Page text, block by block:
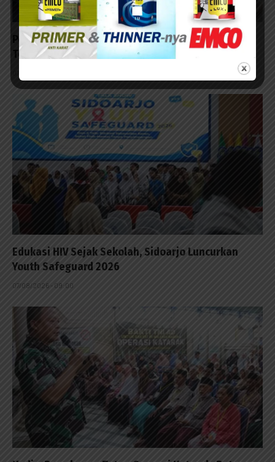
Pembangunan RTLH TMMD ke-129 di Lumajang
Terus Berlanjut
Edukasi HIV Sejak Sekolah, Sidoarjo Luncurkan
Youth Safeguard 2026
07/08/2026 - 09:00